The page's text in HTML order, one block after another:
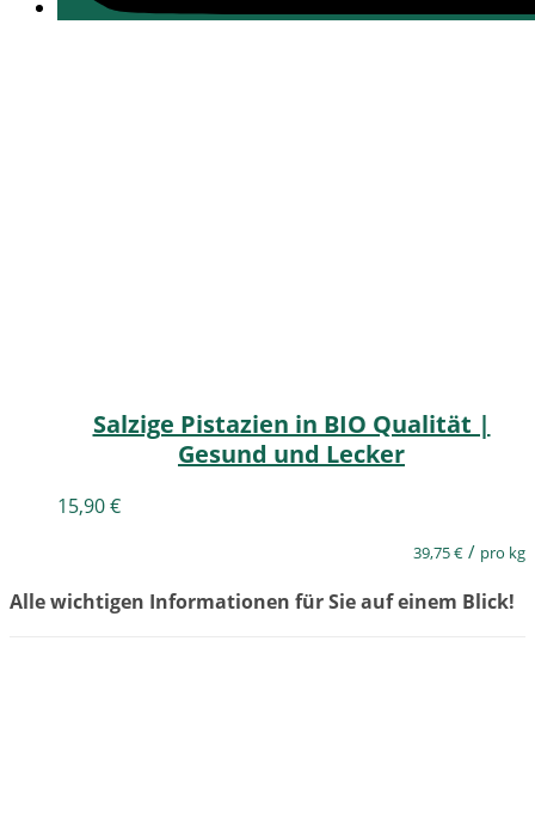
Salzige Pistazien in BIO Qualität |
Gesund und Lecker
15,90€
39,75€ / pro kg
Alle wichtigen Informationen für Sie auf einem Blick!